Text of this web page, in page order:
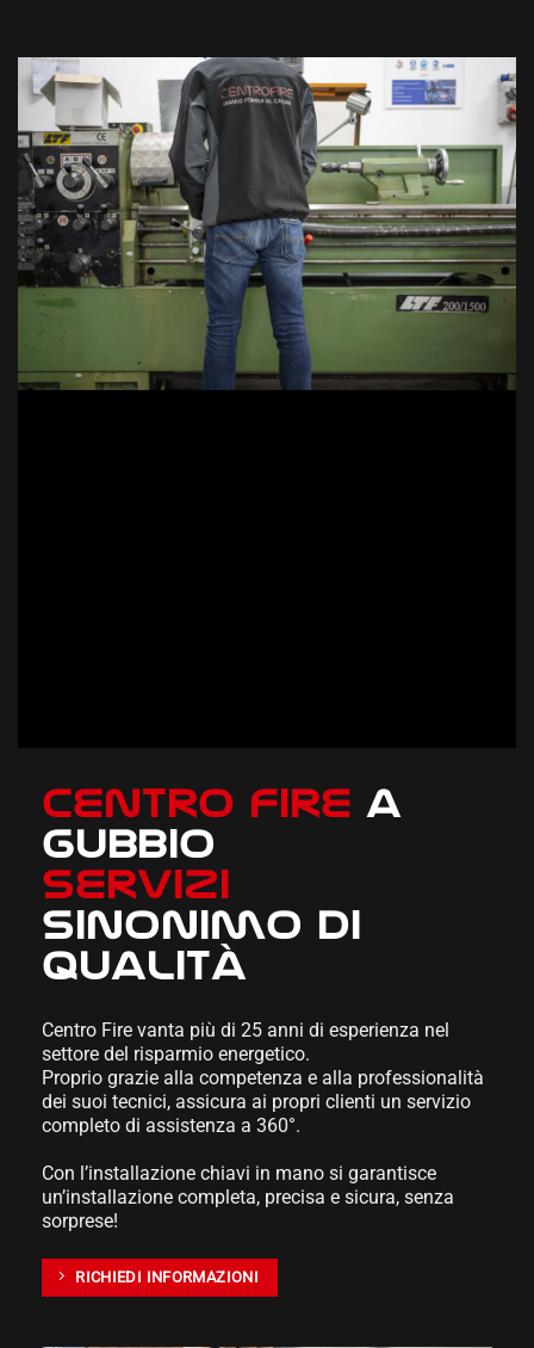
Centro fire a
gubbio
servizi
sinonimo di
qualità
Centro Fire vanta più di 25 anni di esperienza nel
settore del risparmio energetico.
Proprio grazie alla competenza e alla professionalità
dei suoi tecnici, assicura ai propri clienti un servizio
completo di assistenza a 360°.
Con l’installazione chiavi in mano si garantisce
un’installazione completa, precisa e sicura, senza
sorprese!
RICHIEDI INFORMAZIONI